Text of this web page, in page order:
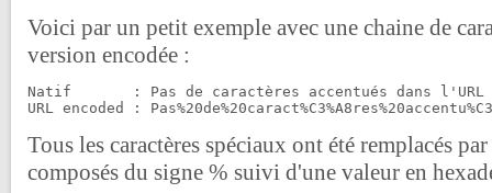
Voici par un petit exemple avec une chaine de
version encodée :
Natif       : Pas de caractères accentués dans
URL encoded :
Tous les caractères spéciaux ont été remplacés
composés du signe % suivi d'une valeur en